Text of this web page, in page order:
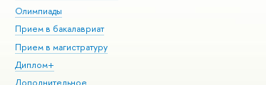
Олимпиады
Прием в бакалавриат
Прием в магистратуру
Диплом+